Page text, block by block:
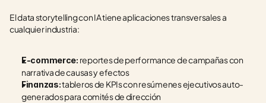
El data storytelling con IA tiene aplicaciones transversales a
cualquier industria:
E-commerce: reportes de performance de campañas con
narrativa de causas y efectos
Finanzas: tableros de KPIs con resúmenes ejecutivos auto-
generados para comités de dirección